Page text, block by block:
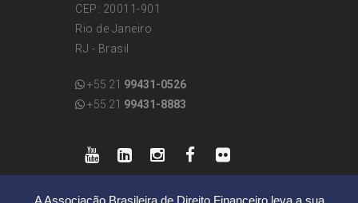
CEP: 20011-901
Rio de Janeiro
RJ - Brasil
+55 21 99431-0526
+55 21 99431-8883